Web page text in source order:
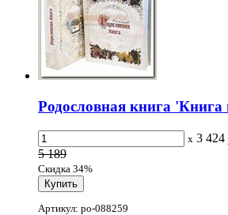
Родословная книга 'Книга
x 3 424
5 189
Скидка 34%
Артикул: po-088259